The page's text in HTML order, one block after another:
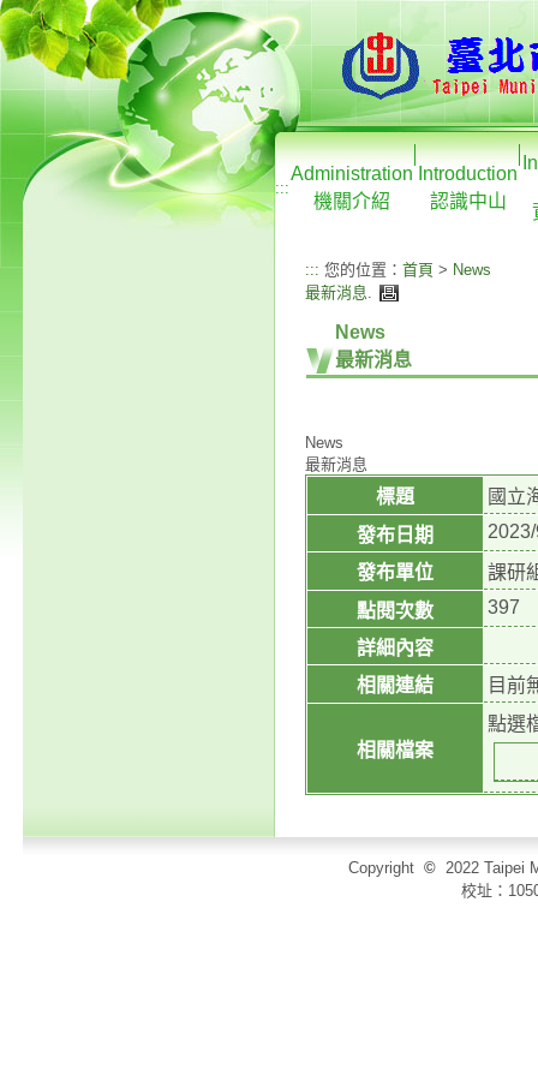
:::
Administration
機關介紹
Introduction
認識中山
::: 您的位置： 首頁 > News
最新消息.
News
最新消息
News
最新消息
標題
國立
發布日期
發布單位
課研
點閱次數
397
詳細內容
相關連結
目前
相關檔案
點選
Copyright © 2022 Taipei
校址：